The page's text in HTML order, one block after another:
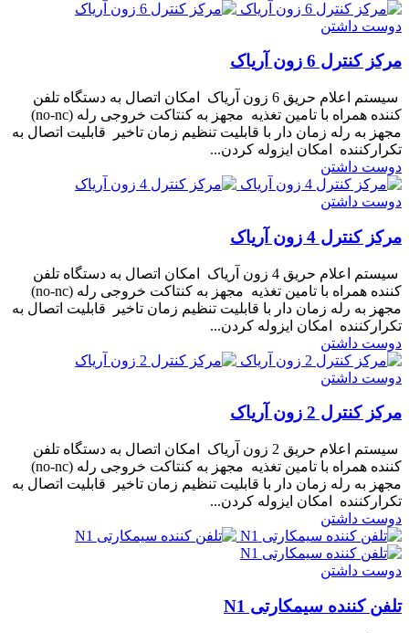
دوست داشتن
مرکز کنترل 6 زون آریاک
سیستم اعلام حریق 6 زون آریاک امکان اتصال به دستگاه تلفن
کننده همراه با تامین تغذیه مجهز به کنتاکت خروجی رله (no-nc)
مجهز به رله زمان دار با قابلیت تنظیم زمان تاخیر قابلیت اتصال به
تکرارکننده امکان ایزوله کردن...
دوست داشتن
دوست داشتن
مرکز کنترل 4 زون آریاک
سیستم اعلام حریق 4 زون آریاک امکان اتصال به دستگاه تلفن
کننده همراه با تامین تغذیه مجهز به کنتاکت خروجی رله (no-nc)
مجهز به رله زمان دار با قابلیت تنظیم زمان تاخیر قابلیت اتصال به
تکرارکننده امکان ایزوله کردن...
دوست داشتن
دوست داشتن
مرکز کنترل 2 زون آریاک
سیستم اعلام حریق 2 زون آریاک امکان اتصال به دستگاه تلفن
کننده همراه با تامین تغذیه مجهز به کنتاکت خروجی رله (no-nc)
مجهز به رله زمان دار با قابلیت تنظیم زمان تاخیر قابلیت اتصال به
تکرارکننده امکان ایزوله کردن...
دوست داشتن
دوست داشتن
تلفن کننده سیمکارتی N1